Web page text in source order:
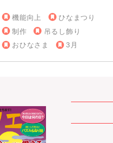
機能向上
ひなまつり
制作
吊るし飾り
おひなさま
3月